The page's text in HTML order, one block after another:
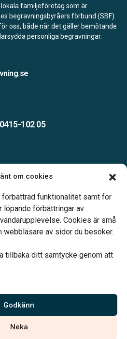
om cookies
funktionalitet samt för
löpande förbättringar av
Cookies är små
av sidor du besöker.
tillbaka ditt samtycke genom att
Godkänn
Neka
lokala familjeföretag som är
begravningsbyråers förbund (SBF).
oss, både när det gäller bemötande
personliga begravningar.
0415-102 05
dig med familjejuridiken –
Begravningsbyråers Förbund och
utbildning, kvalitet, miljö och arbetsmiljö.